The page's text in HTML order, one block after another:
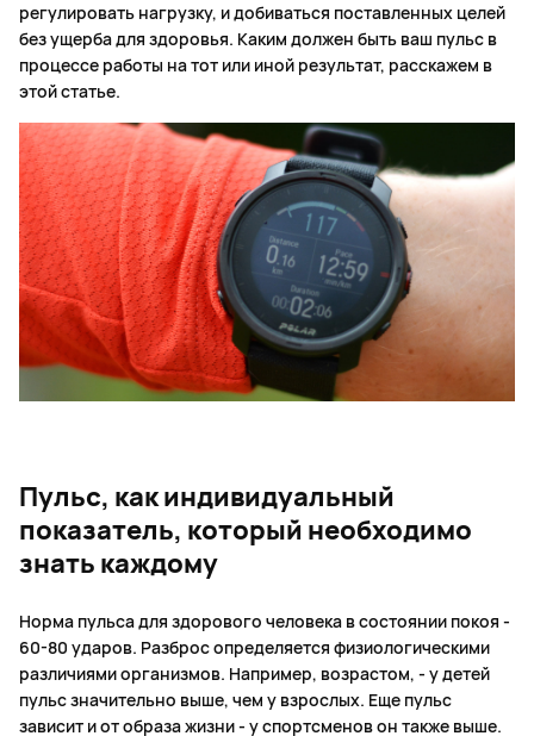
регулировать нагрузку, и добиваться поставленных целей
без ущерба для здоровья. Каким должен быть ваш пульс в
процессе работы на тот или иной результат, расскажем в
этой статье.
Пульс, как индивидуальный
показатель, который необходимо
знать каждому
Норма пульса для здорового человека в состоянии покоя -
60-80 ударов. Разброс определяется физиологическими
различиями организмов. Например, возрастом, - у детей
пульс значительно выше, чем у взрослых. Еще пульс
зависит и от образа жизни - у спортсменов он также выше.